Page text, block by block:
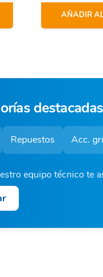
AÑADIR
Repuestos Acc.
equipo técnico te